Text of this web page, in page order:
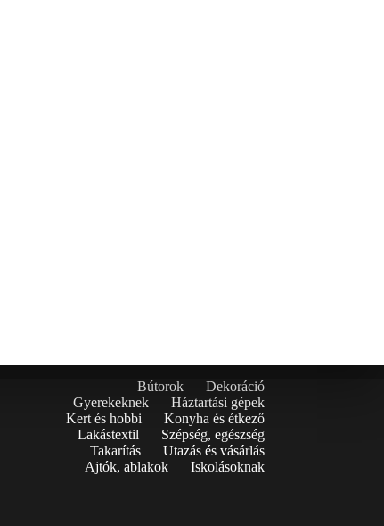
Bútorok
Dekoráció
Gyerekeknek
Háztartási gépek
Kert és hobbi
Konyha és étkező
Lakástextil
Szépség, egészség
Takarítás
Utazás és vásárlás
Ajtók, ablakok
Iskolásoknak